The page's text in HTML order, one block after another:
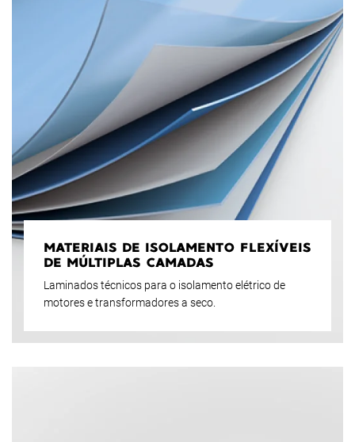
MATERIAIS DE ISOLAMENTO FLEXÍVEIS
DE MÚLTIPLAS CAMADAS
Laminados técnicos para o isolamento elétrico de
motores e transformadores a seco.